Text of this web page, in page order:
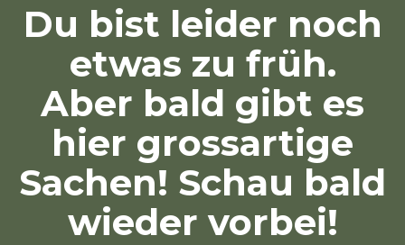
Du bist leider noch
etwas zu früh.
Aber bald gibt es
hier grossartige
Sachen! Schau bald
wieder vorbei!